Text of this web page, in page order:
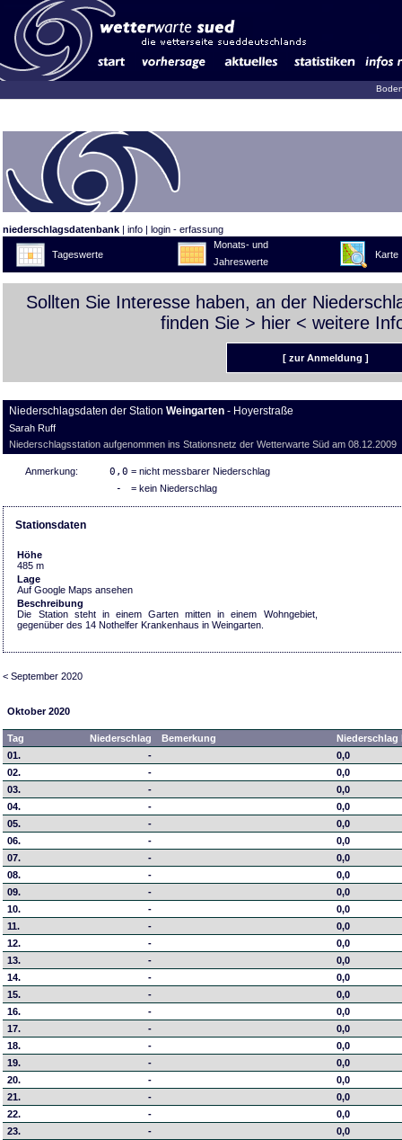
niederschlagsdatenbank | info | login - erfassung
Tageswerte
Monats- und
Jahreswerte
Karte
Sollten Sie Interesse haben, an der
finden Sie > hier < weitere
[ zur Anmeldung ]
Niederschlagsdaten der Station Weingarten - Hoyerstraße
Sarah Ruff
Niederschlagsstation aufgenommen ins Stationsnetz der Wetterwarte Süd am 08.12.2009
Anmerkung: 0,0 = nicht messbarer Niederschlag
- = kein Niederschlag
Stationsdaten
Höhe
485 m
Lage
Auf Google Maps ansehen
Beschreibung
Die Station steht in einem Garten mitten in einem Wohngebiet,
gegenüber des 14 Nothelfer Krankenhaus in Weingarten.
< September 2020
Oktober 2020
Tag Niederschlag Bemerkung
01.
-
0,0
02.
-
0,0
03.
-
0,0
04.
-
0,0
05.
-
0,0
06.
-
0,0
07.
-
0,0
08.
-
0,0
09.
-
0,0
10.
-
0,0
11.
-
0,0
12.
-
0,0
13.
-
0,0
14.
-
0,0
15.
-
0,0
16.
-
0,0
17.
-
0,0
18.
-
0,0
19.
-
0,0
20.
-
0,0
21.
-
0,0
22.
-
0,0
23.
-
0,0